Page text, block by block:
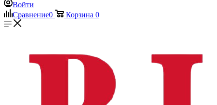
Войти
Сравнение0 Корзина 0